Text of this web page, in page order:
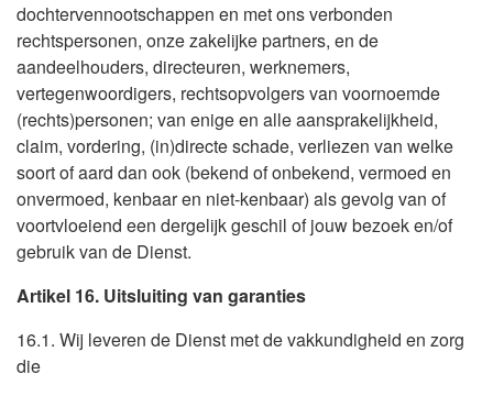
dochtervennootschappen en met ons verbonden
rechtspersonen, onze zakelijke partners, en de
aandeelhouders, directeuren, werknemers,
vertegenwoordigers, rechtsopvolgers van voornoemde
(rechts)personen; van enige en alle aansprakelijkheid,
claim, vordering, (in)directe schade, verliezen van welke
soort of aard dan ook (bekend of onbekend, vermoed en
onvermoed, kenbaar en niet-kenbaar) als gevolg van of
voortvloeiend een dergelijk geschil of jouw bezoek en/of
gebruik van de Dienst.
Artikel 16. Uitsluiting van garanties
16.1. Wij leveren de Dienst met de vakkundigheid en zorg
die